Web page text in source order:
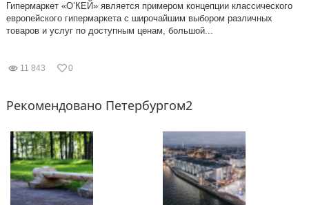
Гипермаркет «О’КЕЙ» является примером концепции классического
европейского гипермаркета с широчайшим выбором различных
товаров и услуг по доступным ценам, большой...
11 843 0
Рекомендовано Петербургом2